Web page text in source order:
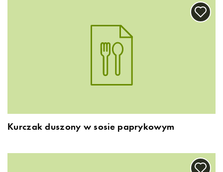
Kurczak duszony w sosie paprykowym